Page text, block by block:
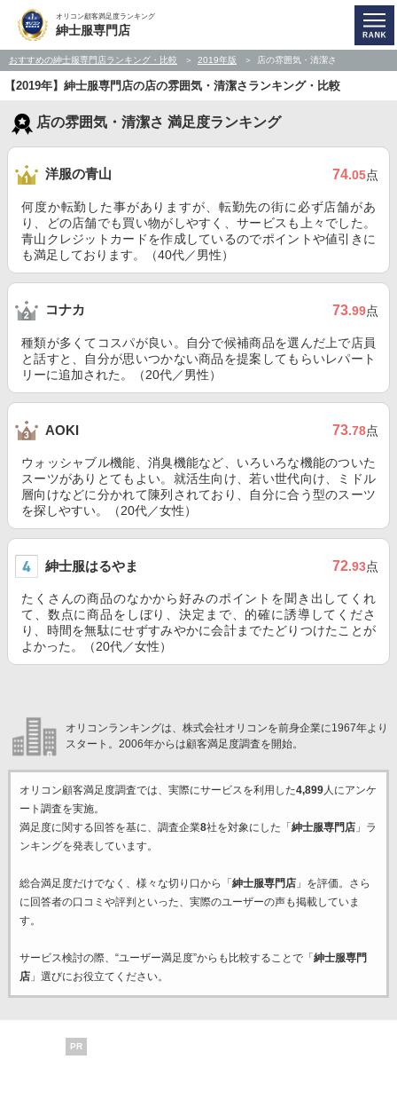
オリコン顧客満足度ランキング
紳士服専門店
おすすめの紳士服専門店ランキング・比較 2019年版 店の雰囲気・清潔さ
【2019年】紳士服専門店の店の雰囲気・清潔さランキング・比較
店の雰囲気・清潔さ 満足度ランキング
洋服の青山 74.05点
何度か転勤した事がありますが、転勤先の街に必ず店舗があ
り、どの店舗でも買い物がしやすく、サービスも上々でした。
青山クレジットカードを作成しているのでポイントや値引きに
も満足しております。（40代／男性）
コナカ 73.99点
種類が多くてコスパが良い。自分で候補商品を選んだ上で店員
と話すと、自分が思いつかない商品を提案してもらいレパート
リーに追加された。（20代／男性）
AOKI 73.78点
ウォッシャブル機能、消臭機能など、いろいろな機能のついた
スーツがありとてもよい。就活生向け、若い世代向け、ミドル
層向けなどに分かれて陳列されており、自分に合う型のスーツ
を探しやすい。（20代／女性）
紳士服はるやま 72.93点
たくさんの商品のなかから好みのポイントを聞き出してくれ
て、数点に商品をしぼり、決定まで、的確に誘導してくださ
り、時間を無駄にせずすみやかに会計までたどりつけたことが
よかった。（20代／女性）
オリコンランキングは、株式会社オリコンを前身企業に1967年より
スタート。2006年からは顧客満足度調査を開始。
オリコン顧客満足度調査では、実際にサービスを利用した4,899人にアンケ
ート調査を実施。
満足度に関する回答を基に、調査企業8社を対象にした「 紳士服専門店」ラ
ンキングを発表しています。
総合満足度だけでなく、様々な切り口から「 紳士服専門店」を評価。さら
に回答者の口コミや評判といった、実際のユーザーの声も掲載していま
す。
サービス検討の際、“ユーザー満足度”からも比較することで「 紳士服専門
店」選びにお役立てください。
PR